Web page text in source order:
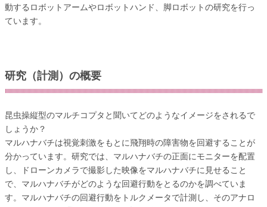
動するロボットアームやロボットハンド、脚ロボットの研究を行っ
ています。
研究（計測）の概要
昆虫操縦型のマルチコプタと聞いてどのようなイメージをされるで
しょうか？
マルハナバチは視覚刺激をもとに飛翔時の障害物を回避することが
分かっています。研究では、マルハナバチの正面にモニターを配置
し、ドローンカメラで撮影した映像をマルハナバチに見せること
で、マルハナバチがどのような回避行動をとるのかを調べていま
す。マルハナバチの回避行動をトルクメータで計測し、そのアナロ